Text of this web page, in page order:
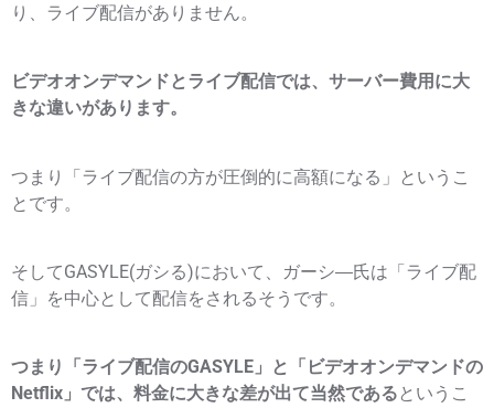
り、ライブ配信がありません。
ビデオオンデマンドとライブ配信では、サーバー費用に大
きな違いがあります。
つまり「ライブ配信の方が圧倒的に高額になる」というこ
とです。
そしてGASYLE(ガシる)において、ガーシ―氏は「ライブ配
信」を中心として配信をされるそうです。
つまり「ライブ配信のGASYLE」と「ビデオオンデマンドの
Netflix」では、料金に大きな差が出て当然である というこ